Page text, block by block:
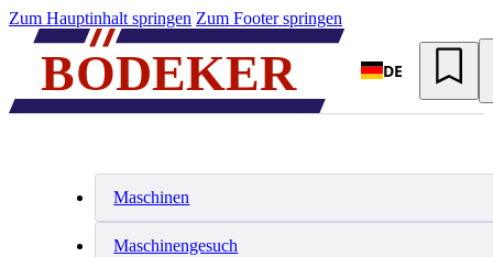
Zum Hauptinhalt springen Zum Footer springen
DE
Maschinen
Maschinengesuch